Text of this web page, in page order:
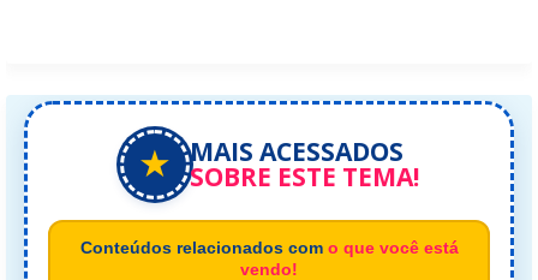
★ MAIS ACESSADOS
SOBRE ESTE TEMA!
Conteúdos relacionados com o que você está
vendo!